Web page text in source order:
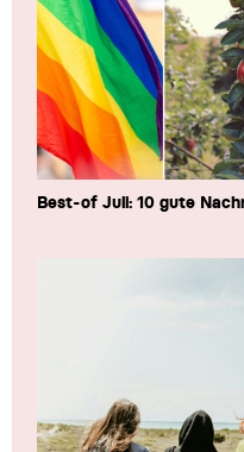
Best-of Juli: 10 gute